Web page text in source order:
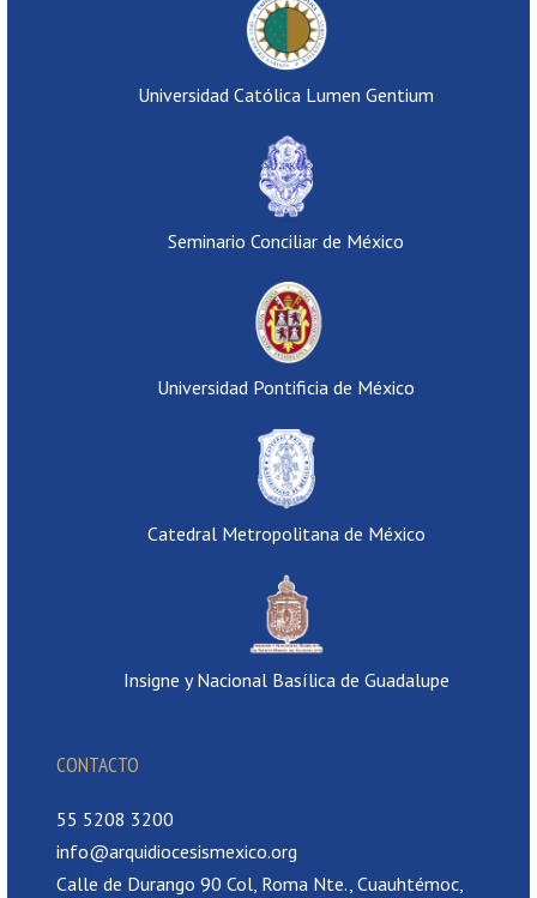
Universidad Católica Lumen Gentium
Seminario Conciliar de México
Universidad Pontificia de México
Catedral Metropolitana de México
Insigne y Nacional Basílica de Guadalupe
CONTACTO
55 5208 3200
info@arquidiocesismexico.org
Calle de Durango 90 Col, Roma Nte., Cuauhtémoc,